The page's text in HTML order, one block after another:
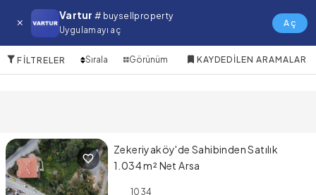
Vartur # buysellproperty
Uygulamayı aç
Aç
Avcilar Satılık Arsa
FILTRELER Sırala Görünüm KAYDEDILEN ARAMALAR
Zekeriyaköy'de Sahibinden Satılık
1.034 m² Net Arsa
1034